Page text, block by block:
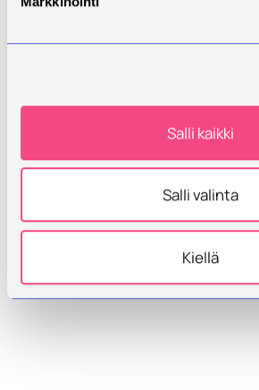
Salli kaikki
Salli valinta
Kiellä